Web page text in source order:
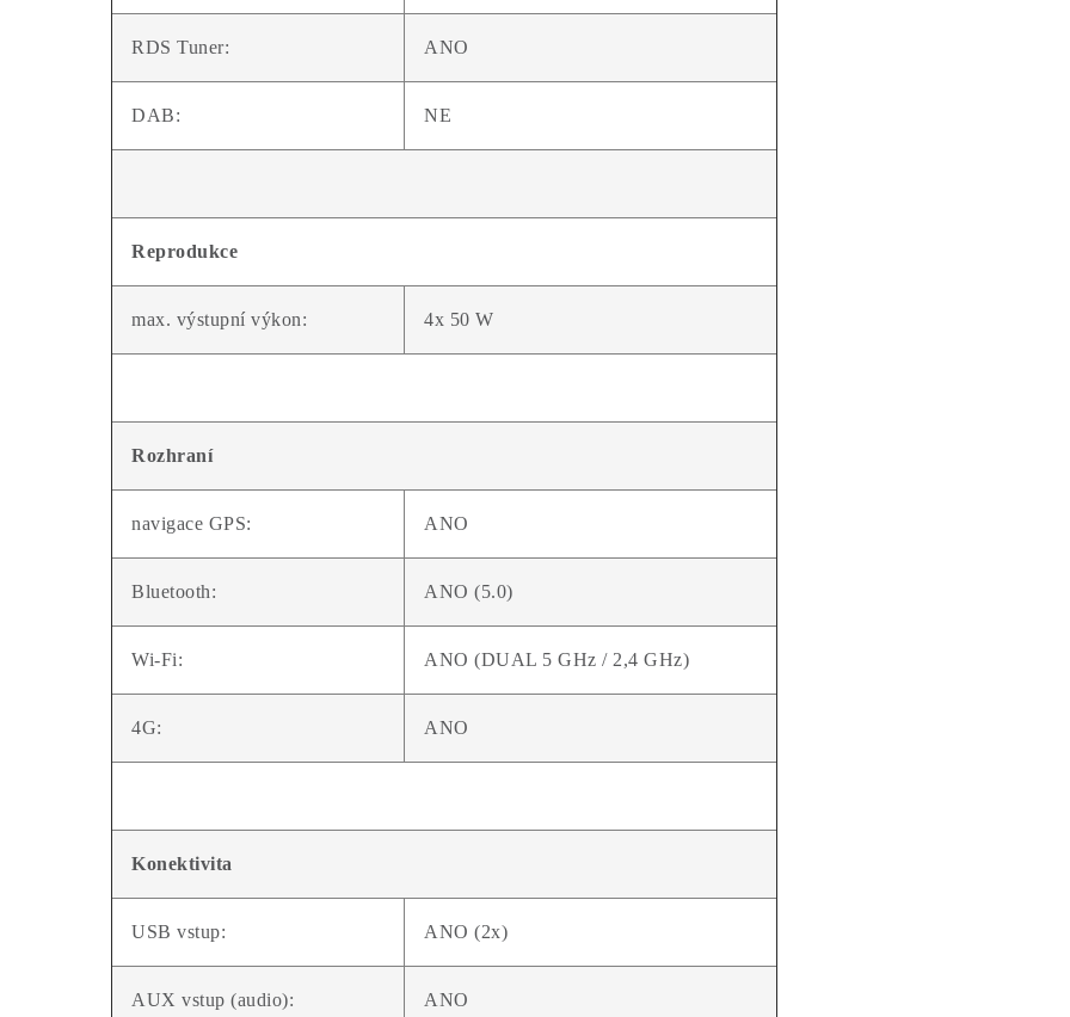
RDS Tuner: ANO
DAB: NE
Reprodukce
max. výstupní výkon: 4x 50 W
Rozhraní
navigace GPS: ANO
Bluetooth: ANO (5.0)
Wi-Fi: ANO (DUAL 5 GHz / 2,4 GHz)
4G: ANO
Konektivita
USB vstup: ANO (2x)
AUX vstup (audio): ANO